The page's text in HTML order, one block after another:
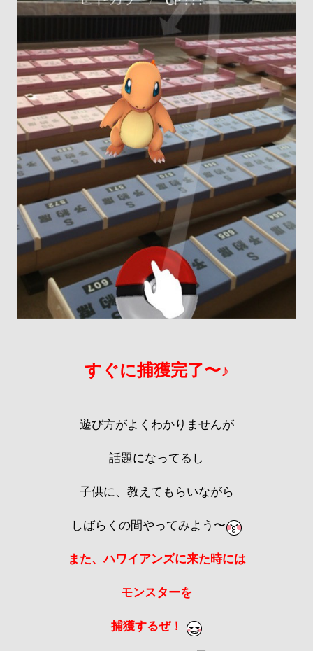
すぐに捕獲完了〜♪
遊び方がよくわかりませんが
話題になってるし
子供に、教えてもらいながら
しばらくの間やってみよう〜
また、ハワイアンズに来た時には
モンスターを
捕獲するぜ！